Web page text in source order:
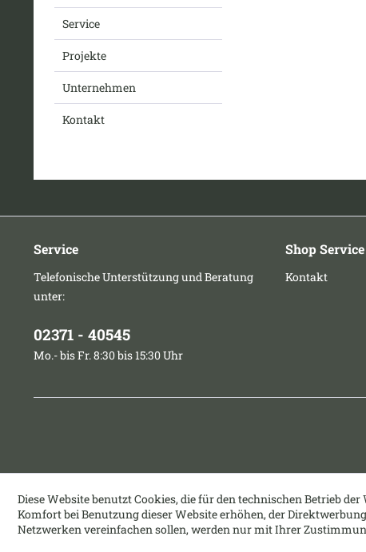
Service
Projekte
Unternehmen
Kontakt
Service
Telefonische Unterstützung und Beratung
unter:
02371 - 40545
Mo.- bis Fr. 8:30 bis 15:30 Uhr
Shop Service
Kontakt
Diese Website benutzt Cookies, die für den technischen Betrieb
Komfort bei Benutzung dieser Website erhöhen, der
Netzwerken vereinfachen sollen, werden nur mit Ihrer